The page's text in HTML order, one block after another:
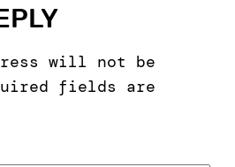
will not be
fields are